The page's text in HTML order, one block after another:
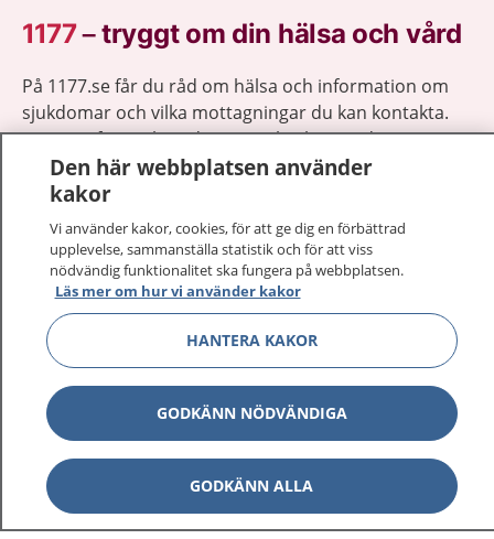
1177–tryggt om din hälsa och vård
På 1177.se får du råd om hälsa och information om
sjukdomar och vilka mottagningar du kan kontakta.
Logga in för att läsa din journal och göra dina
vårdärenden. Ring telefonnummer 1177 för
sjukvårdsrådgivning dygnet runt.
1177 ger dig råd när du vill må bättre.
1177 på flera språk Visa
Om 1177 Visa
Kontakt Visa
Den här webbplatsen använder
kakor
Vi använder kakor, cookies, för att ge dig en förbättrad
upplevelse, sammanställa statistik och för att viss
nödvändig funktionalitet ska fungera på webbplatsen.
Läs mer om hur vi använder kakor
HANTERA KAKOR
GODKÄNN NÖDVÄNDIGA
GODKÄNN ALLA